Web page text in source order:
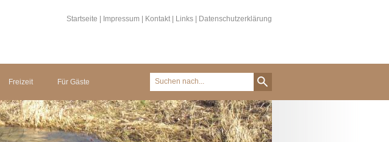
Startseite Impressum Kontakt Links Datenschutzerklärung
Freizeit Für Gäste